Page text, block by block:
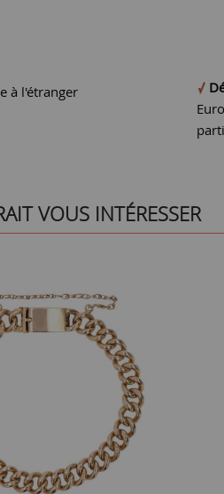
à l'étranger
VOUS INTÉRESSER